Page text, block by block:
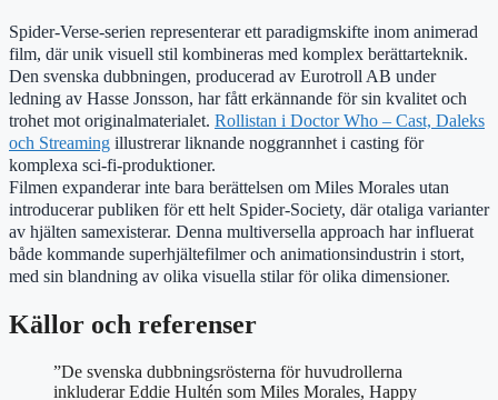
Spider-Verse-serien representerar ett paradigmskifte inom animerad
film, där unik visuell stil kombineras med komplex berättarteknik.
Den svenska dubbningen, producerad av Eurotroll AB under
ledning av Hasse Jonsson, har fått erkännande för sin kvalitet och
trohet mot originalmaterialet. Rollistan i Doctor Who – Cast, Daleks
och Streaming illustrerar liknande noggrannhet i casting för
komplexa sci-fi-produktioner.
Filmen expanderar inte bara berättelsen om Miles Morales utan
introducerar publiken för ett helt Spider-Society, där otaliga varianter
av hjälten samexisterar. Denna multiversella approach har influerat
både kommande superhjältefilmer och animationsindustrin i stort,
med sin blandning av olika visuella stilar för olika dimensioner.
Källor och referenser
”De svenska dubbningsrösterna för huvudrollerna
inkluderar Eddie Hultén som Miles Morales, Happy